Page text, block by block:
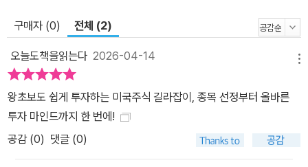
당주 투자를 시작할 수 있는 든든한 발판을 마련해줘요. ⑦ 저자들이
알려주는 개별 기업 분석 노하우 - 개별 기업에 투자할 때 반드시 체
크해야 하는 것들을 배울 수 있어요. ⑧ 매수와 매도 기준을 세워줄 배
경지식 - 이 책 한 권으로 실제 투자까지 이어질 수 있도록 끝까지 책
임져요. ⑨ 투자에 실패하지 않을 방법, 투자 마인드 - 초보자들의 불
만의 특별한 투자 기록법, 경제지표 부록 수록 - 세금 정보뿐만 아니
구매자 (0) 전체 (2)
오늘도책을읽는다 2026-04-14
왕초보도 쉽게 투자하는 미국주식 길라잡이, 종목 선정부터 올바른
투자 마인드까지 한 번에!
공감 (0) 댓글 (0)